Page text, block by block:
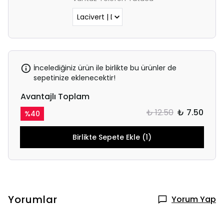
İncelediğiniz ürün ile birlikte bu ürünler de
sepetinize eklenecektir!
Avantajlı Toplam
%40 ₺ 12.50 ₺ 7.50
Birlikte Sepete Ekle (1)
Yorumlar Yorum Yap